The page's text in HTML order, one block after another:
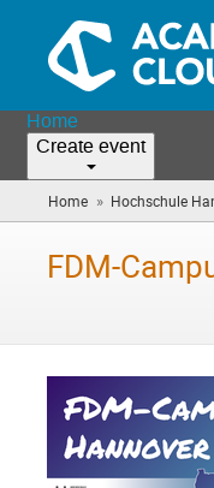
Home
Create event
Home » Hochschule
FDM-